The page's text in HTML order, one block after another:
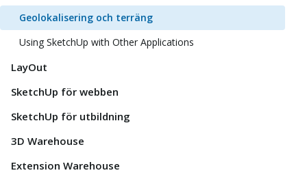
Geolokalisering och terräng
Using SketchUp with Other Applications
LayOut
SketchUp för webben
SketchUp för utbildning
3D Warehouse
Extension Warehouse